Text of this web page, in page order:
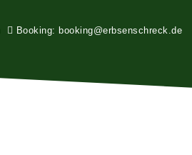
Booking: booking@erbsenschreck.de